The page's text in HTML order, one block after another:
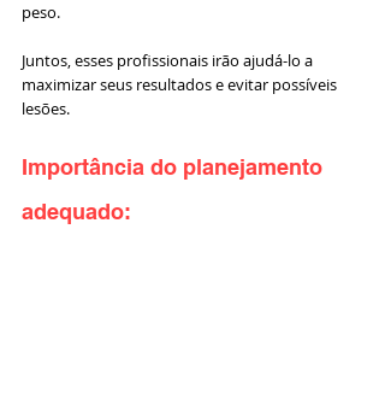
peso.
Juntos, esses profissionais irão ajudá-lo a
maximizar seus resultados e evitar possíveis
lesões.
Importância do planejamento
adequado: